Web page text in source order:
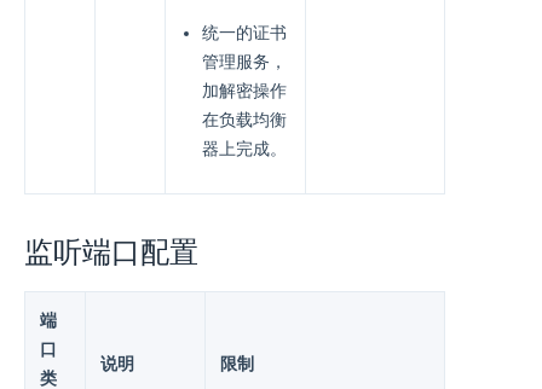
统一的证书
管理服务，
加解密操作
在负载均衡
器上完成。
监听端口配置
端
口
类
说明 限制